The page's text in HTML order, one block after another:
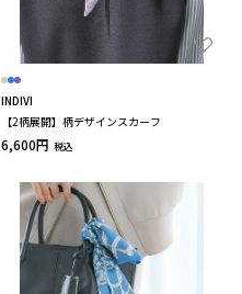
INDIVI
【2柄展開】柄デザインスカーフ
6,600円 税込